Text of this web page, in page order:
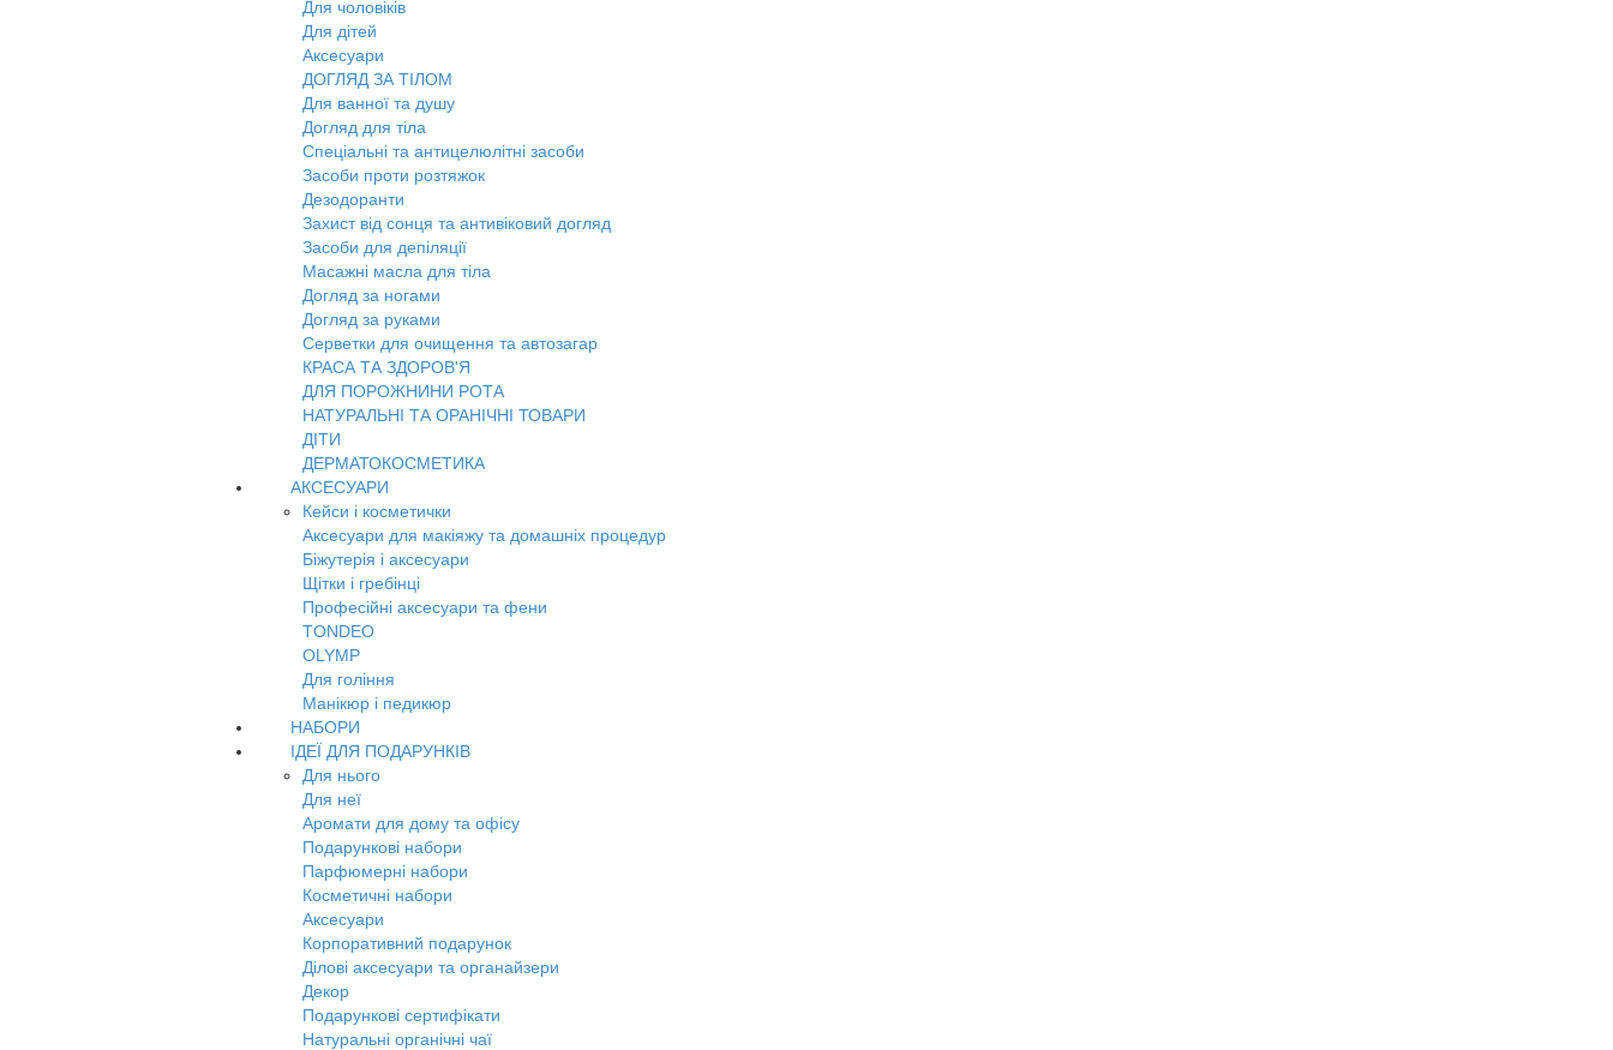
Для чоловіків
Для дітей
Аксесуари
ДОГЛЯД ЗА ТІЛОМ
Для ванної та душу
Догляд для тіла
Спеціальні та антицелюлітні засоби
Засоби проти розтяжок
Дезодоранти
Захист від сонця та антивіковий догляд
Засоби для депіляції
Масажні масла для тіла
Догляд за ногами
Догляд за руками
Серветки для очищення та автозагар
КРАСА ТА ЗДОРОВ'Я
ДЛЯ ПОРОЖНИНИ РОТА
НАТУРАЛЬНІ ТА ОРАНІЧНІ ТОВАРИ
ДІТИ
ДЕРМАТОКОСМЕТИКА
АКСЕСУАРИ
Кейси і косметички
Аксесуари для макіяжу та домашніх процедур
Біжутерія і аксесуари
Щітки і гребінці
Професійні аксесуари та фени
TONDEO
OLYMP
Для гоління
Манікюр і педикюр
НАБОРИ
ІДЕЇ ДЛЯ ПОДАРУНКІВ
Для нього
Для неї
Аромати для дому та офісу
Подарункові набори
Парфюмерні набори
Косметичні набори
Аксесуари
Корпоративний подарунок
Ділові аксесуари та органайзери
Декор
Подарункові сертифікати
Натуральні органічні чаї